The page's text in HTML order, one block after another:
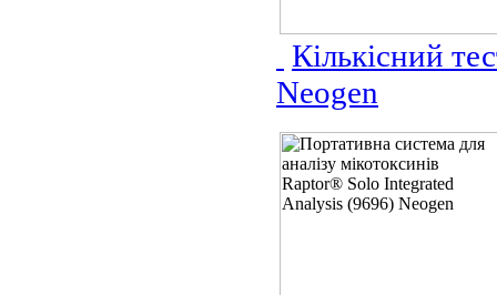
Кількісний
Neogen